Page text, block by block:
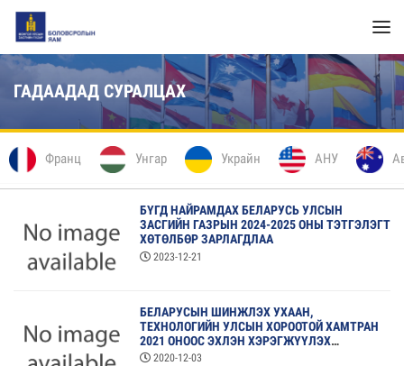
ГАДААДАД СУРАЛЦАХ
Франц Унгар Украйн АНУ
БҮГД НАЙРАМДАХ БЕЛАРУСЬ УЛСЫН
ЗАСГИЙН ГАЗРЫН 2024-2025 ОНЫ ТЭТГЭЛЭГТ
ХӨТӨЛБӨР ЗАРЛАГДЛАА
2023-12-21
БЕЛАРУСЫН ШИНЖЛЭХ УХААН,
ТЕХНОЛОГИЙН УЛСЫН ХОРООТОЙ ХАМТРАН
2021 ОНООС ЭХЛЭН ХЭРЭГЖҮҮЛЭХ
ХАМТАРСАН ТӨСЛИЙН СОНГОН
2020-12-03